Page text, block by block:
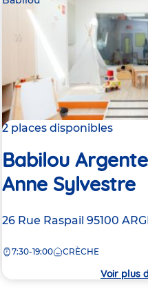
2 places disponibles
Babilou
Anne Sylvestre
Adresse
la
26 Rue Raspail 95100
7:30-19:00 CRÈCHE
Voir plus